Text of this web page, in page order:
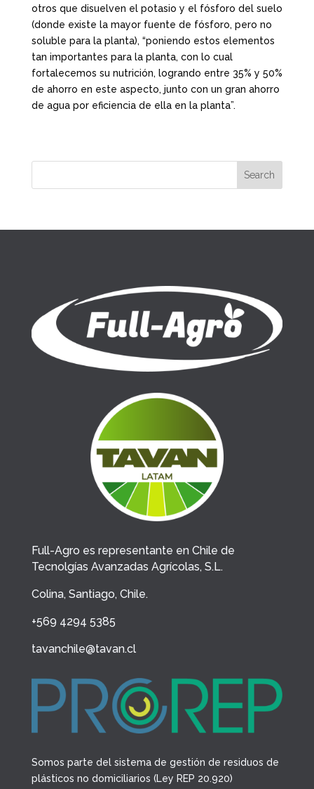
otros que disuelven el potasio y el fósforo del suelo
(donde existe la mayor fuente de fósforo, pero no
soluble para la planta), “poniendo estos elementos
tan importantes para la planta, con lo cual
fortalecemos su nutrición, logrando entre 35% y 50%
de ahorro en este aspecto, junto con un gran ahorro
de agua por eficiencia de ella en la planta”.
Full-Agro es representante en Chile de
Tecnolgías Avanzadas Agrícolas, S.L.
Colina, Santiago, Chile.
+569 4294 5385
tavanchile@tavan.cl
Somos parte del sistema de gestión de residuos de
plásticos no domiciliarios (Ley REP 20.920)